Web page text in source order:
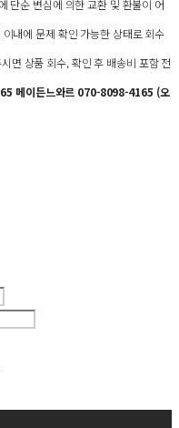
단순 변심에 의한 교환 및 환불이 어
내에 문제 확인 가능한 상태로 회수
면 상품 회수, 확인 후 배송비 포함 전
메이든느와르 070-8098-4165 (오